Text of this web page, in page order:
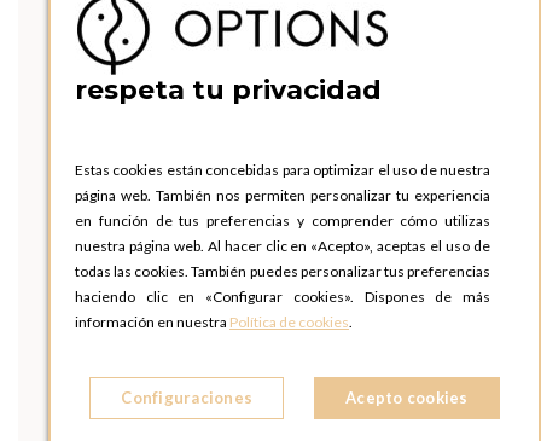
respeta tu privacidad
Estas cookies están concebidas para optimizar el uso de nuestra
página web. También nos permiten personalizar tu experiencia
en función de tus preferencias y comprender cómo utilizas
nuestra página web. Al hacer clic en «Acepto», aceptas el uso de
todas las cookies. También puedes personalizar tus preferencias
haciendo clic en «Configurar cookies». Dispones de más
información en nuestra Política de cookies.
Configuraciones Acepto cookies